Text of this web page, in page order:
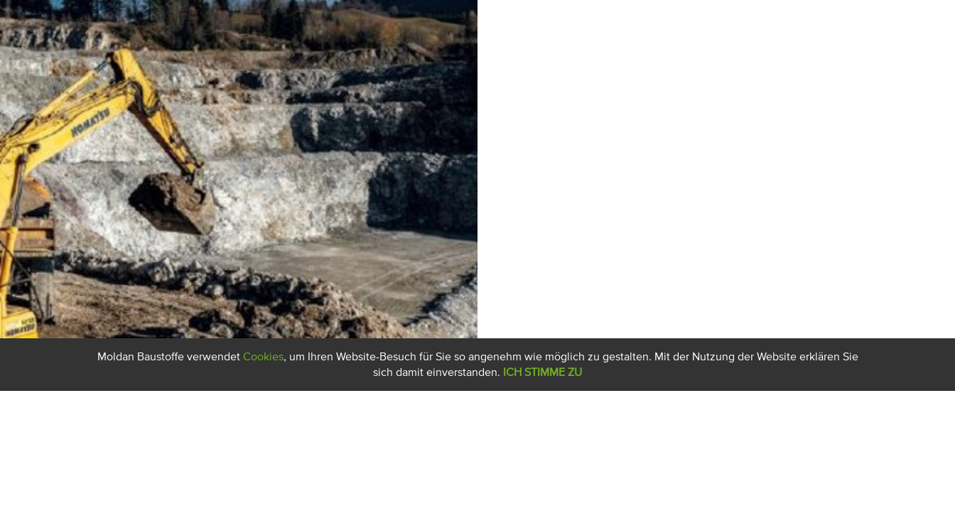
Moldan Baustoffe verwendet Cookies, um Ihren Website-Besuch für Sie so angenehm wie möglich zu gestalten. Mit der Nutzung der Website erklären Sie
sich damit einverstanden. ICH STIMME ZU